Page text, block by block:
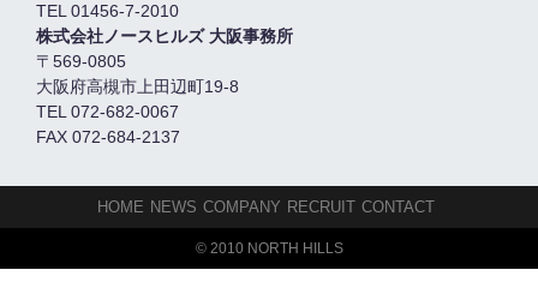
TEL 01456-7-2010
株式会社ノースヒルズ 大阪事務所
〒569-0805
大阪府高槻市上田辺町19-8
TEL 072-682-0067
FAX 072-684-2137
HOME NEWS COMPANY RECRUIT CONTACT
© 2010 NORTH HILLS